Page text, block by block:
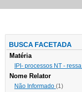
BUSCA FACETADA
Matéria
IPI- processos NT - ressa
Nome Relator
Não Informado (1)